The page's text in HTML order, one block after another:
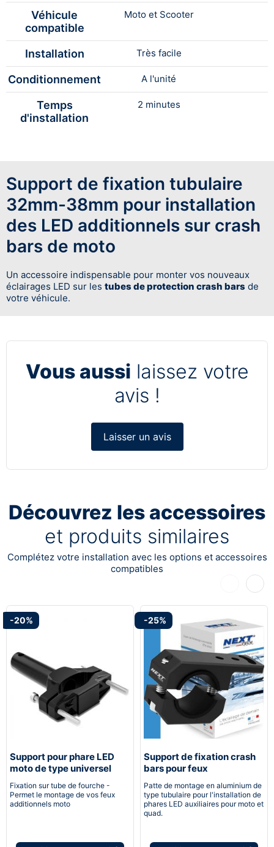
Véhicule
compatible
Moto et Scooter
Installation Très facile
Conditionnement A l'unité
Temps
d'installation
2 minutes
Support de fixation tubulaire
32mm-38mm pour installation
des LED additionnels sur crash
bars de moto
Un accessoire indispensable pour monter vos nouveaux
éclairages LED sur les tubes de protection crash bars de
votre véhicule.
Vous aussi laissez votre
avis !
Laisser un avis
Découvrez les accessoires
et produits similaires
Complétez votre installation avec les options et accessoires
compatibles
Précédent
-20%
Support pour phare LED
moto de type universel
Fixation sur tube de fourche -
Permet le montage de vos feux
additionnels moto
-25%
Support de fixation crash
bars pour feux
additionnels LED moto
Patte de montage en aluminium de
type tubulaire pour l'installation de
phares LED auxiliaires pour moto et
quad.